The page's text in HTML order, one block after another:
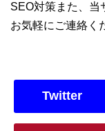
SEO対策また、当
お気軽にご連絡く
Twitter